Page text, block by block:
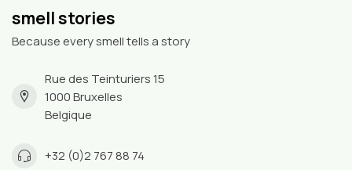
smell stories
Because every smell tells a story
Rue des Teinturiers 15
1000 Bruxelles
Belgique
+32 (0)2 767 88 74